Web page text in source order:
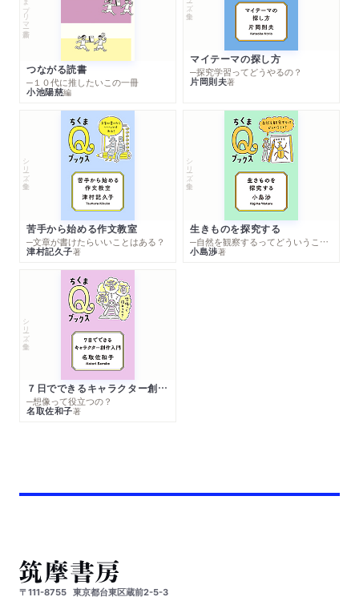
つながる読書
─１０代に推したいこの一冊
小池陽慈編
マイテーマの探し方
─探究学習ってどうやるの？
片岡則夫著
シリーズ・全集
苦手から始める作文教室
─文章が書けたらいいことはある？
津村記久子著
シリーズ・全集
生きものを探究する
─自然を観察するってどういうこと？
小島渉著
シリーズ・全集
７日でできるキャラクター創作入門
─想像って役立つの？
名取佐和子著
〒111-8755 東京都台東区蔵前2-5-3